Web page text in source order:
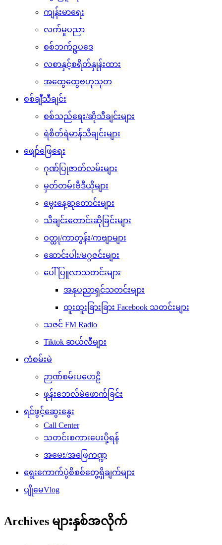
ကျန်းမာရေး
လက်မှုပညာ
စစ်ဘက်ဥပဒေ
လစာနှင့်စရိတ်နှုန်းထား
အထွေထွေဗဟုသုတ
စစ်ချီသီချင်း
စစ်သည်ရေး/ဆိုသီချင်းများ
ရဲစိတ်ရဲမာန်သီချင်းများ
ဖျော်ဖြေရေး
ဂုဏ်ပြုဇာတ်လမ်းများ
မှတ်တမ်းဗီဒီယိုများ
မွေးနေ့ဆုတောင်းများ
သီချင်းတောင်းဆိုခြင်းများ
ဝတ္ထု/ကာတွန်း/ကဗျာများ
ဆောင်းပါး/မဂ္ဂဇင်းများ
ပေါ်ပြူလာသတင်းများ
အနုပညာရှင်သတင်းများ
ထူးထူးခြားခြား Facebook သတင်းများ
သဇင် FM Radio
Tiktok ဆယ်လီများ
ကံစမ်းမဲ
ဉာဏ်စမ်းပဟေဠိ
ဖုန်းဘေလ်မဲဖောက်ခြင်း
ရင်ဖွင့်ဆွေးနွေး
Call Center
သတင်းစကားပေးပို့ရန်
အမေး/အဖြေကဏ္ဍ
ရွေးကောက်ပွဲစိစစ်တွေ့ရှိချက်များ
ပျိုမေVlog
Archives များနှစ်အလိုက်